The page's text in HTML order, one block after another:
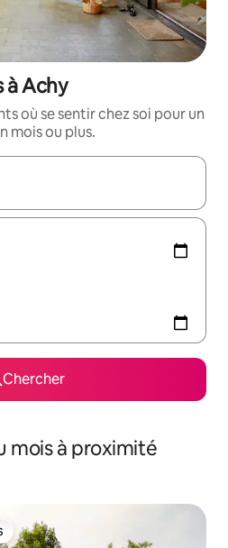
à Achy
où se sentir chez soi pour un
mois ou plus.
parcourez-les en utilisant
Chercher
mois à proximité